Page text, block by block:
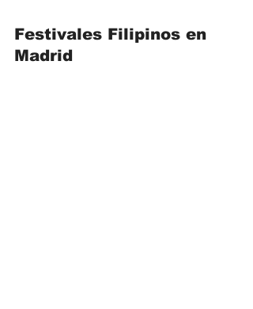
Festivales Filipinos en
Madrid